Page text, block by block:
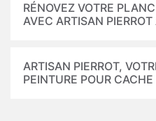
RÉNOVEZ VOTRE
AVEC ARTISAN
ARTISAN PIERROT,
PEINTURE POUR